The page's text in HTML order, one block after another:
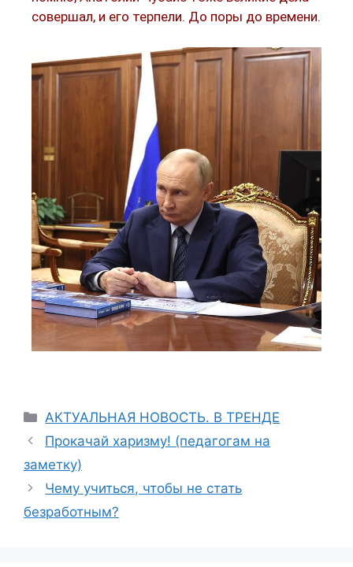
совершал, и его терпели. До поры до времени.
АКТУАЛЬНАЯ НОВОСТЬ. В ТРЕНДЕ
Прокачай харизму! (педагогам на
заметку)
Чему учиться, чтобы не стать
безработным?